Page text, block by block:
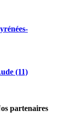
(11)
partenaires